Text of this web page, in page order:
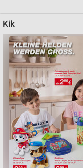
Kik